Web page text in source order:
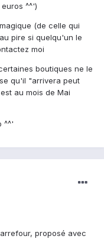
^^')
(de celle qui
pire si quelqu'un le
moi
boutiques ne le
qu'il "arrivera peut
au mois de Mai
^^'
proposé avec